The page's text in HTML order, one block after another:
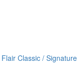
Flair Classic / Signature